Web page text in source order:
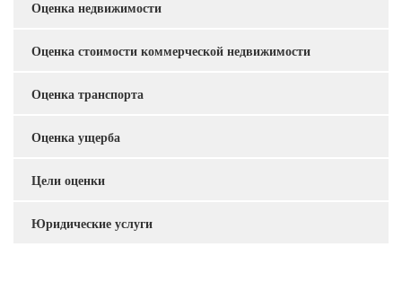
Оценка недвижимости
Оценка стоимости коммерческой недвижимости
Оценка транспорта
Оценка ущерба
Цели оценки
Юридические услуги